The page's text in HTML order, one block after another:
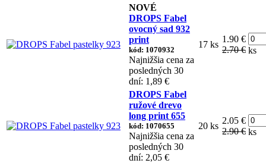
NOVÉ
DROPS Fabel
ovocný sad 932
print
kód: 1070932
Najnižšia cena za
posledných 30
dní: 1,89 €
17 ks
1.90 €
2.70 € ks
DROPS Fabel
ružové drevo
long print 655
kód: 1070655
Najnižšia cena za
posledných 30
dní: 2,05 €
20 ks
2.05 €
2.90 € ks